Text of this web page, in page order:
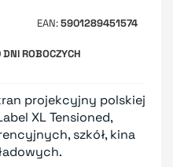
EAN 5901289451574
DNI ROBOCZYCH
projekcyjny polskiej
XL Tensioned,
szkół, kina